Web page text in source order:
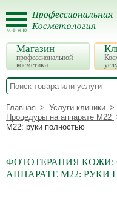
Магазин
профессиональной
косметики
Главная Услуги клиники
Процедуры на аппарате М22
М22: руки полностью
ФОТОТЕРАПИЯ
АППАРАТЕ М22: РУКИ